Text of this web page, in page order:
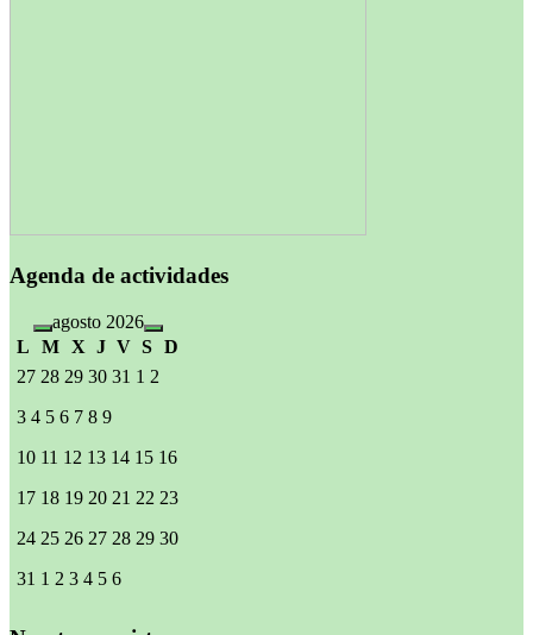
Agenda de actividades
agosto 2026
L
M X J V S D
27 28 29 30 31 1 2
3 4 5 6 7 8 9
10 11 12 13 14 15 16
17 18 19 20 21 22 23
24 25 26 27 28 29 30
31 1 2 3 4 5 6